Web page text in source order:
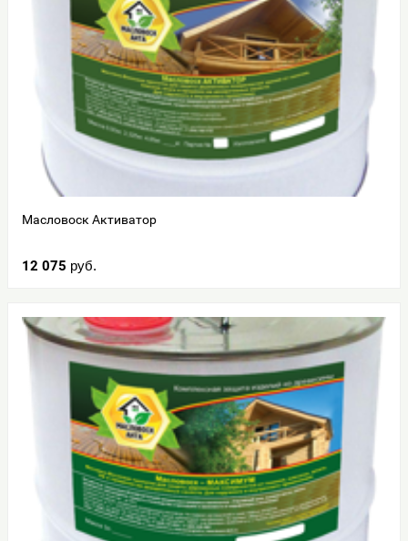
Масловоск Активатор
12 075 руб.